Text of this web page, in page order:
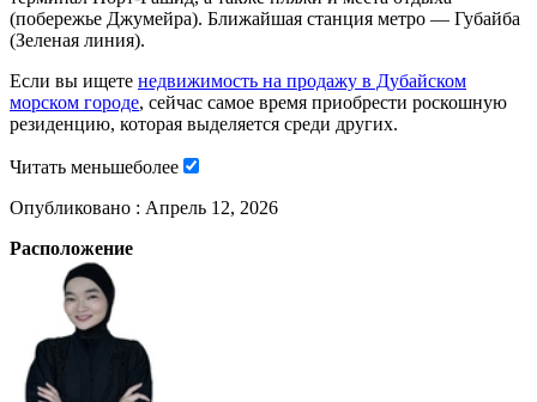
(побережье Джумейра). Ближайшая станция метро — Губайба
(Зеленая линия).
Если вы ищете недвижимость на продажу в Дубайском
морском городе, сейчас самое время приобрести роскошную
резиденцию, которая выделяется среди других.
Читать меньшеболее
Опубликовано : Апрель 12, 2026
Расположение